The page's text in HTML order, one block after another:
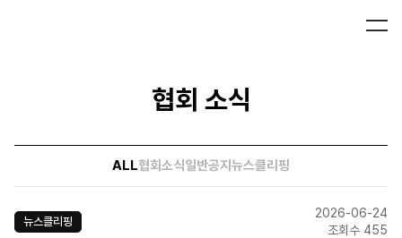
협회 소식
ALL협회소식일반공지 뉴스클리핑
뉴스클리핑
2026-06-24
조회수 455